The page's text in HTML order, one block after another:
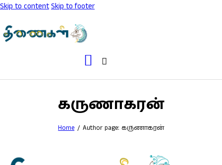
Skip to contentSkip to footer
கருணாகரன்
Home Author page: கருணாகரன்